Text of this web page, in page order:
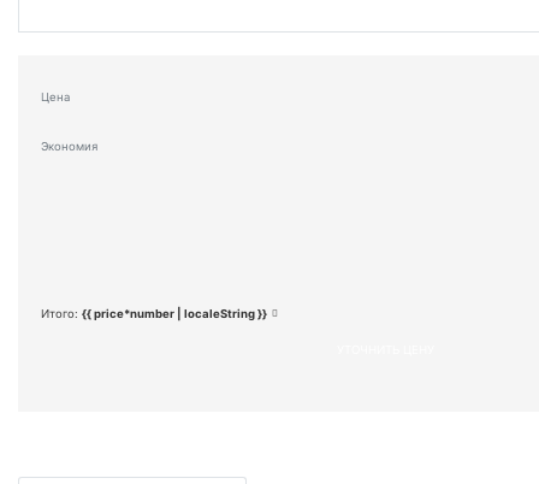
Цена
Экономия
Итого: {{ price*number | localeString }}